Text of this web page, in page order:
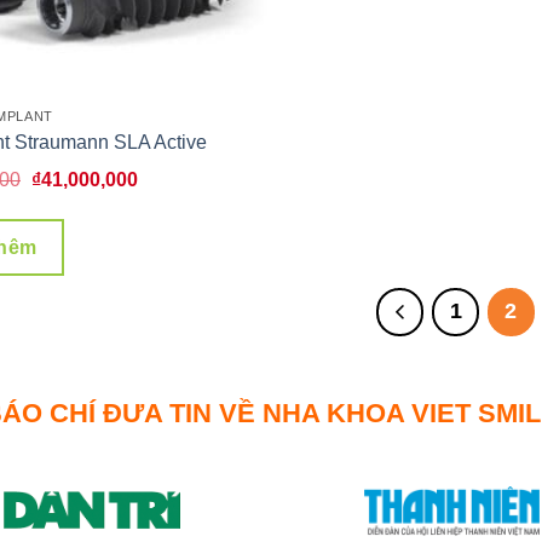
Straumann SLA Active
Giá
là:
₫48,000,000.
₫41,000,000Giá
1 2
CHÍ ĐƯA TIN VỀ NHA KHOA VIET